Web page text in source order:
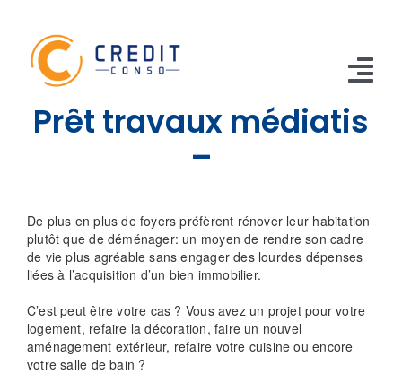
content
VOITURE
RENOUVELABLE
Prêt travaux médiatis
–
De plus en plus de foyers préfèrent rénover leur habitation
plutôt que de déménager: un moyen de rendre son cadre
de vie plus agréable sans engager des lourdes dépenses
liées à l’acquisition d’un bien immobilier.
C’est peut être votre cas ? Vous avez un projet pour votre
logement, refaire la décoration, faire un nouvel
aménagement extérieur, refaire votre cuisine ou encore
votre salle de bain ?